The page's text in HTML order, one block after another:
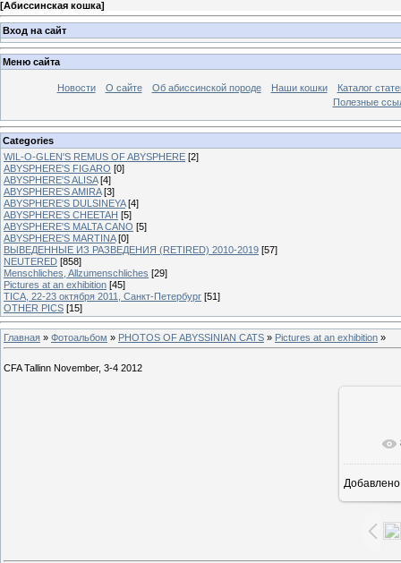
[Абиссинская кошка]
Вход на сайт
Меню сайта
Новости О сайте Об абиссинской породе Наши кошки
Каталог
Полезные
Categories
WIL-O-GLEN'S REMUS OF ABYSPHERE [2]
ABYSPHERE'S FIGARO [0]
ABYSPHERE'S ALISA [4]
ABYSPHERE'S AMIRA [3]
ABYSPHERE'S DULSINEYA [4]
ABYSPHERE'S CHEETAH [5]
ABYSPHERE'S MALTA CANO [5]
ABYSPHERE'S MARTINA [0]
ВЫВЕДЕННЫЕ ИЗ РАЗВЕДЕНИЯ (RETIRED) 2010-2019 [57]
NEUTERED [858]
Menschliches, Allzumenschliches [29]
Pictures at an exhibition [45]
TICA, 22-23 октября 2011, Санкт-Петербург [51]
OTHER PICS [15]
Главная » Фотоальбом » PHOTOS OF ABYSSINIAN CATS » Pictures at an exhibition »
CFA Tallinn November, 3-4 2012
В
Добавлено